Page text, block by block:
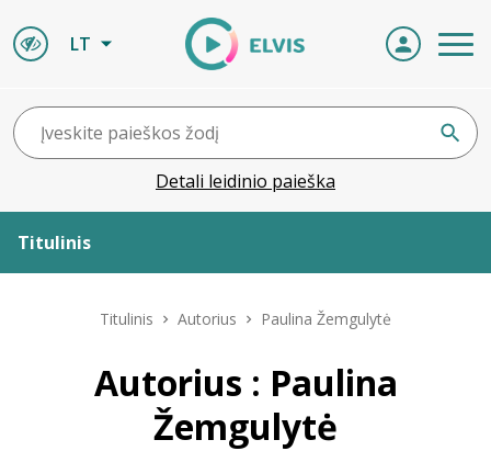
LT
Detali leidinio paieška
Titulinis
Titulinis Autorius Paulina Žemgulytė
Autorius : Paulina
Žemgulytė